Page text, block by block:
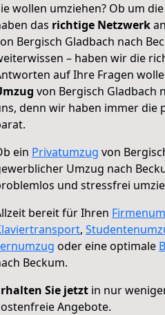
wollen umziehen? Ob um
das richtige Netzwerk
Bergisch Gladbach nach
– haben wir die
auf Ihre Fragen
von Bergisch Gladbach
denn wir haben immer die
ein Privatumzug von
Umzug nach
und stressfrei
bereit für Ihren
,
oder eine optimale
Beckum.
Sie jetzt in nur
Angebote.